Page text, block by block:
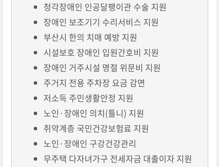
청각장애인 인공달팽이관 수술 지원
장애인 보조기기 수리서비스 지원
부산시 한의 치매 예방 지원
시설보호 장애인 입원간호비 지원
장애인 거주시설 명절 위문비 지원
주거지 전용 주차장 요금 감면
저소득 주민생활안정 지원
노인·장애인 의치(틀니) 지원
취약계층 국민건강보험료 지원
노인·장애인 구강건강관리
무주택 다자녀가구 전세자금 대출이자 지원